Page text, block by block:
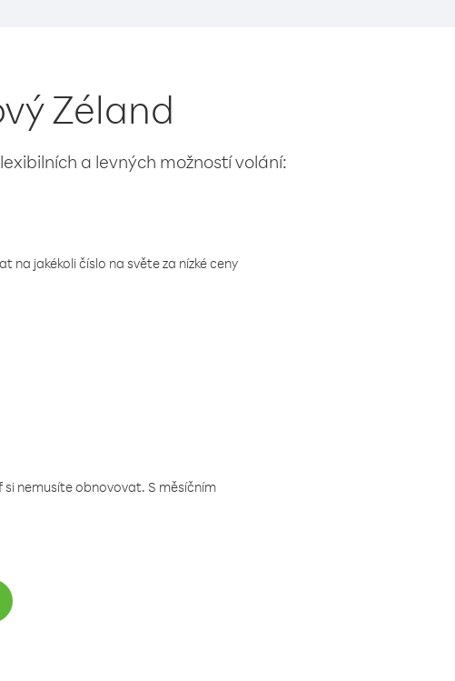
Zéland
a levných možností volání:
jakékoli číslo na světe za nízké ceny
si nemusíte obnovovat. S měsíčním